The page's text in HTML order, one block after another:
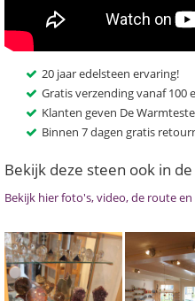
20 jaar edelsteen ervaring!
Gratis verzending vanaf 100
Klanten geven De
Binnen 7 dagen gratis
Bekijk deze steen ook in
Bekijk hier foto's, video, de route